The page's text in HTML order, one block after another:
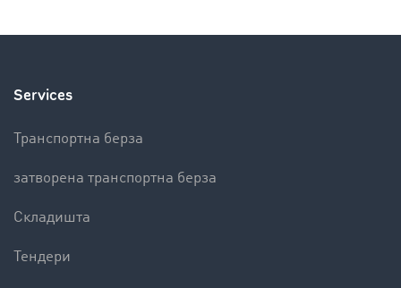
Services
Транспортна берза
затворена транспортна берза
Складишта
Тендери